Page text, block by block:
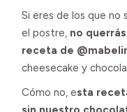
Si eres de los que no
el postre, no
receta de
cheesecake y
Cómo no, esta